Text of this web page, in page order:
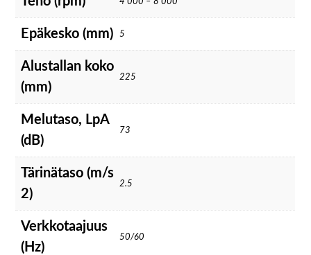
Epäkesko (mm) 5
Alustallan koko
(mm)
225
Melutaso, LpA
(dB)
73
Tärinätaso (m/s
2)
2.5
Verkkotaajuus
(Hz)
50/60